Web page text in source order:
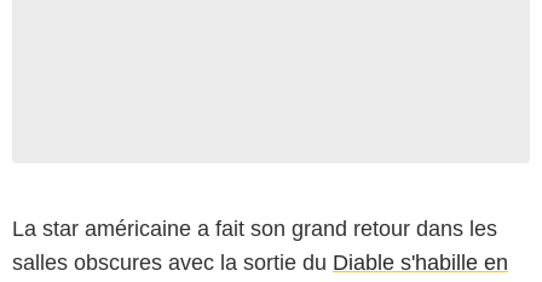
La star américaine a fait son grand retour dans les
salles obscures avec la sortie du Diable s'habille en